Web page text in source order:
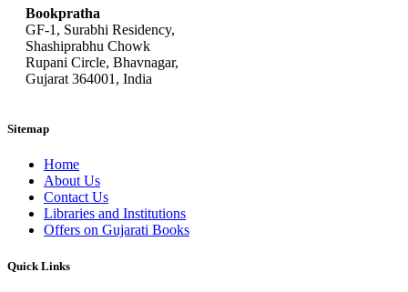
Bookpratha
GF-1, Surabhi Residency,
Shashiprabhu Chowk
Rupani Circle, Bhavnagar,
Gujarat 364001, India
Sitemap
Home
About Us
Contact Us
Libraries and Institutions
Offers on Gujarati Books
Quick Links